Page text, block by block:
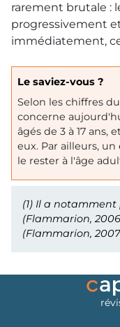
rarement brutale :
progressivement
immédiatement,
Le saviez-vous ?
Selon les chiffres
concerne
âgés de 3 à 17 ans,
eux. Par ailleurs,
le rester à l'âge
(1) Il a notamment
(Flammarion,
(Flammarion,